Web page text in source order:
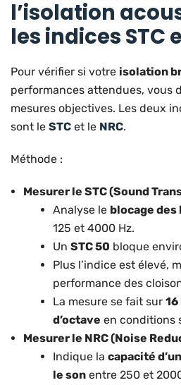
l’isolation
les indices STC
Pour vérifier si votre isolation
performances attendues, vous
mesures objectives. Les deux
sont le STC et le NRC.
Méthode :
Mesurer le STC (Sound
Analyse le blocage
125 et 4000 Hz.
Un STC 50 bloque
Plus l’indice est élevé,
performance des
La mesure se fait sur
d’octave en conditions
Mesurer le NRC (Noise
Indique la capacité
le son entre 250 et